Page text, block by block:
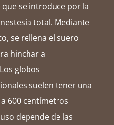
se introduce por la
total. Mediante
se rellena el suero
hinchar a
globos
suelen tener una
600 centímetros
depende de las